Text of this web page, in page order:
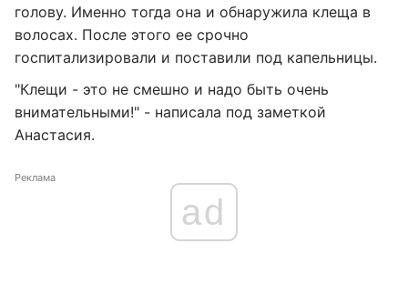
голову. Именно тогда она и обнаружила клеща в
волосах. После этого ее срочно
госпитализировали и поставили под капельницы.
"Клещи - это не смешно и надо быть очень
внимательными!" - написала под заметкой
Анастасия.
Реклама
ad